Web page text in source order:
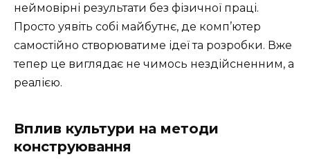
неймовірні результати без фізичної праці.
Просто уявіть собі майбутнє, де комп’ютер
самостійно створюватиме ідеї та розробки. Вже
тепер це виглядає не чимось нездійсненним, а
реалією.
Вплив культури на методи
конструювання